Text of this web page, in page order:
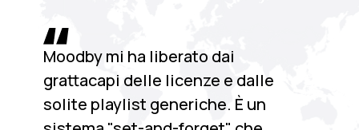
Moodby mi ha liberato dai
grattacapi delle licenze e dalle
solite playlist generiche. È un